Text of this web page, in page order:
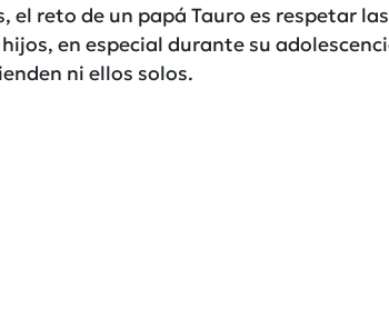
el reto de un papá Tauro es respetar
hijos, en especial durante su
ni ellos solos.